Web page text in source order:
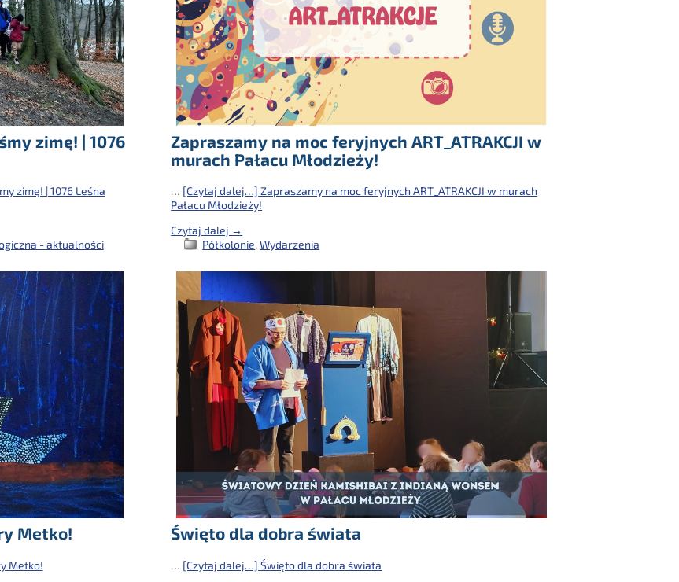
zimę! | 1076
zimę! | 1076 Leśna
- aktualności
Zapraszamy na moc feryjnych ART_ATRAKCJI w
murach Pałacu Młodzieży!
… [Czytaj dalej…] Zapraszamy na moc feryjnych ART_ATRAKCJI w murach
Pałacu Młodzieży!
Czytaj dalej →
Półkolonie,Wydarzenia
Święto dla dobra świata
… [Czytaj dalej…] Święto dla dobra świata
Metko!
Metko!